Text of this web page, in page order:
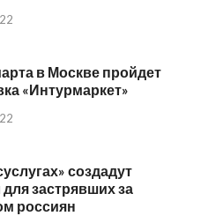
в Москве пройдет
«Интурмаркет»
создадут
для застрявших за
россиян